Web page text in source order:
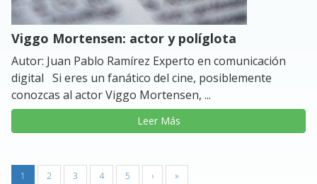
Viggo Mortensen: actor y políglota
Autor: Juan Pablo Ramírez Experto en comunicación
digital Si eres un fanático del cine, posiblemente
conozcas al actor Viggo Mortensen, ...
Leer Más
1 2 3 4 5 › »